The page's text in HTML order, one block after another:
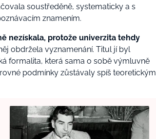
soustředěně, systematicky a s
znamením.
nezískala, protože univerzita tehdy
obdržela vyznamenání. Titul jí byl
formalita, která sama o sobě výmluvně
podmínky zůstávaly spíš teoretickým